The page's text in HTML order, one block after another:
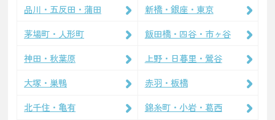
品川・五反田・蒲田
新橋・銀座・東京
茅場町・人形町
飯田橋・四谷・市ヶ谷
神田・秋葉原
上野・日暮里・鶯谷
大塚・巣鴨
赤羽・板橋
北千住・亀有
錦糸町・小岩・葛西